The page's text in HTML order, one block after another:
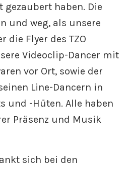
gezaubert haben. Die
und weg, als unsere
die Flyer des TZO
Videoclip-Dancer mit
vor Ort, sowie der
Line-Dancern in
und -Hüten. Alle haben
Präsenz und Musik
sich bei den